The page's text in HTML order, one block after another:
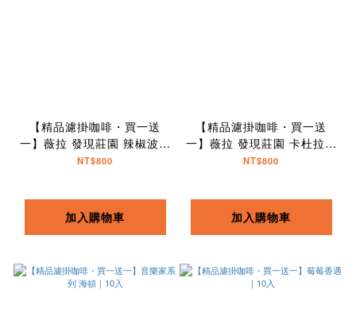
【精品濾掛咖啡・買一送
一】薇拉 發現莊園 辣椒波旁
｜10入
NT$800
加入購物車
【精品濾掛咖啡・買一送
一】薇拉 發現莊園 卡杜拉｜
10入
NT$800
加入購物車